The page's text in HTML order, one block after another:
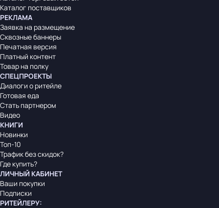
Каталог поставщиков
РЕКЛАМА
Заявка на размещение
Сквозные баннеры
Печатная версия
Платный контент
Товар на полку
СПЕЦПРОЕКТЫ
Диалоги о ритейле
Готовая еда
Стать партнером
Видео
КНИГИ
Новинки
Топ-10
Трафик без скидок?
Где купить?
ЛИЧНЫЙ КАБИНЕТ
Ваши покупки
Подписки
РИТЕЙЛЕРУ: